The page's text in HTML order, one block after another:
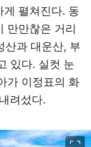
게 펼쳐진다. 동
만만찮은 거리
산과 대운산, 부
있다. 실컷 눈
가 이정표의 화
려섰다.